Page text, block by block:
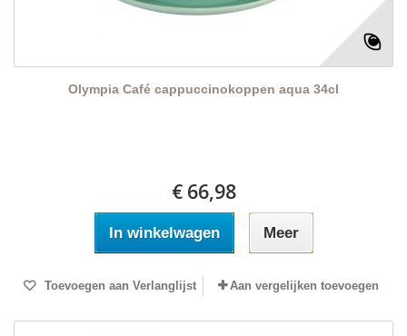
Olympia Café cappuccinokoppen aqua 34cl
€ 66,98
In winkelwagen Meer
Toevoegen aan Verlanglijst Aan vergelijken toevoegen